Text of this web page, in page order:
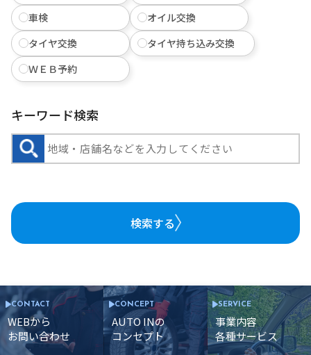
車検
オイル交換
タイヤ交換
タイヤ持ち込み交換
ＷＥＢ予約
キーワード検索
検索する
CONTACT
WEBから
お問い合わせ
CONCEPT
AUTO INの
コンセプト
SERVICE
事業内容
各種サービス